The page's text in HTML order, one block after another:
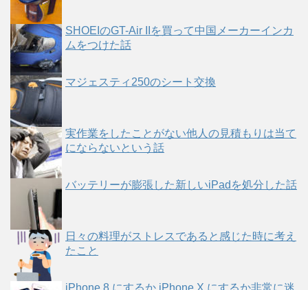
SHOEIのGT-Air IIを買って中国メーカーインカ
ムをつけた話
マジェスティ250のシート交換
実作業をしたことがない他人の見積もりは当て
にならないという話
バッテリーが膨張した新しいiPadを処分した話
日々の料理がストレスであると感じた時に考え
たこと
iPhone 8 にするか iPhone X にするか非常に迷